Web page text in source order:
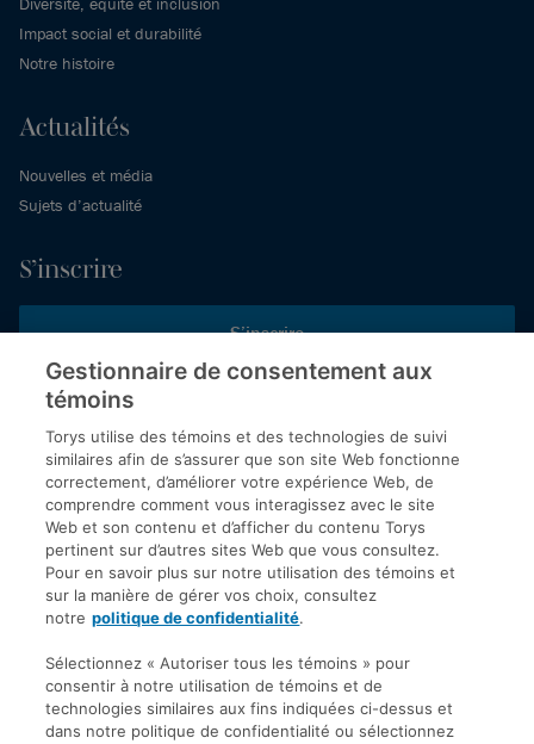
Impact social et durabilité
Notre histoire
Actualités
Nouvelles et média
Sujets d’actualité
S’inscrire
S’inscrire
Inscrivez-vous aux publications de Torys pour recevoir nos derniers
commentaires, notre calendrier de webinaires et d’événements et
plus encore.
© 2026 Société d'avocats Torys S.E.N.C.R.L. Tous droits
réservés.
Politique de protection des renseignements personnels
Droit d’auteur
Avis de non-responsabilité
Modalités générales
Accessibilité
Gestionnaire de consentement aux
témoins
Torys utilise des témoins et des technologies de suivi
similaires afin de s’assurer que son site Web fonctionne
correctement, d’améliorer votre expérience Web, de
comprendre comment vous interagissez avec le site
Web et son contenu et d’afficher du contenu Torys
pertinent sur d’autres sites Web que vous consultez.
Pour en savoir plus sur notre utilisation des témoins et
sur la manière de gérer vos choix, consultez
notre politique de confidentialité.
Sélectionnez « Autoriser tous les témoins » pour
consentir à notre utilisation de témoins et de
technologies similaires aux fins indiquées ci-dessus et
dans notre politique de confidentialité ou sélectionnez